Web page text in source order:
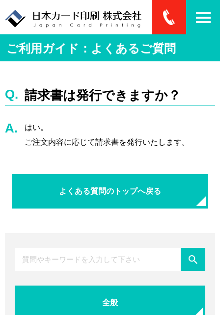
ご利用ガイド：よくあるご質問
請求書は発行できますか？
はい。
ご注文内容に応じて請求書を発行いたします。
よくある質問のトップへ戻る
全般